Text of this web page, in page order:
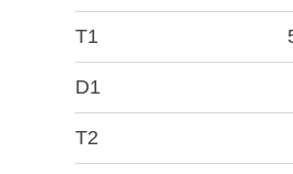
T1
D1
T2